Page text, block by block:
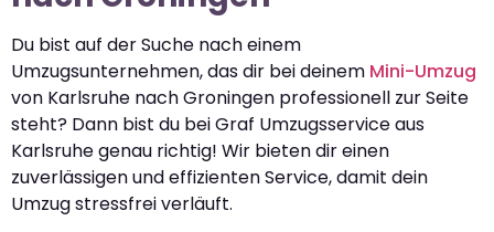
Du bist auf der Suche nach einem
Umzugsunternehmen, das dir bei deinem Mini-Umzug
von Karlsruhe nach Groningen professionell zur Seite
steht? Dann bist du bei Graf Umzugsservice aus
Karlsruhe genau richtig! Wir bieten dir einen
zuverlässigen und effizienten Service, damit dein
Umzug stressfrei verläuft.